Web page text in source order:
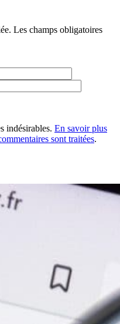
Les champs obligatoires
indésirables. En savoir plus
sont traitées.